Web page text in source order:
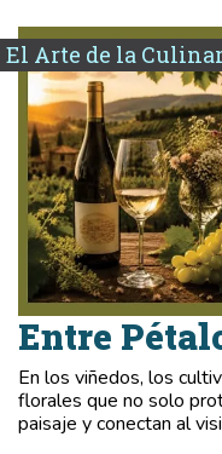
El Arte de la
Entre
En los viñedos, los
florales que no solo
paisaje y conectan al